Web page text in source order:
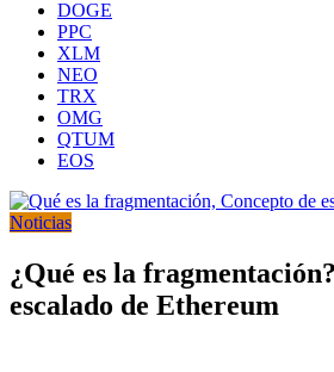
DOGE
PPC
XLM
NEO
TRX
OMG
QTUM
EOS
Noticias
¿Qué es la
escalado de Ethereum